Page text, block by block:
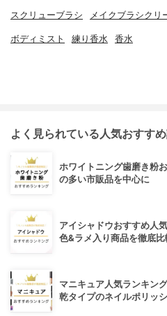
スクリューブラシ メイクブラシクリ
ボディミスト 練り香水 香水
よく見られている人気おすす
ホワイトニング歯磨き粉
の多い市販品を中心に
アイシャドウおすすめ人
色&ラメ入り商品を徹底比
マニキュア人気ランキン
乾タイプのネイルポリッ